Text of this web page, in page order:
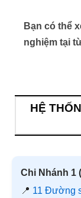
Bạn có thể
nghiệm tại
HỆ
Chi Nhánh 1
📍 11 Đường